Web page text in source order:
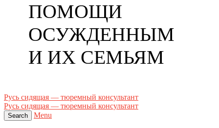
ПОМОЩИ
ОСУЖДЕННЫМ
И ИХ СЕМЬЯМ
Русь сидящая — тюремный консультант
Русь сидящая — тюремный консультант
Search Menu